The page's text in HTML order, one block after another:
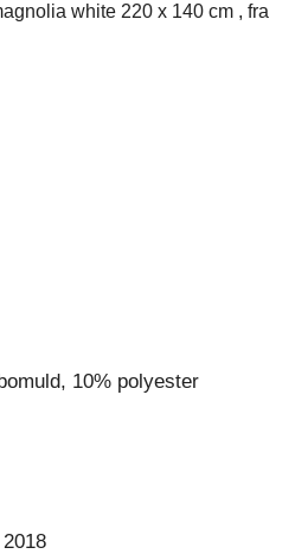
white 220 x 140 cm , fra
10% polyester